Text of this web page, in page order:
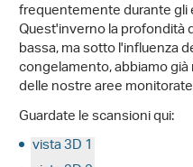
frequentemente durante
Quest'inverno la profondità
bassa, ma sotto l'influenza
congelamento, abbiamo
delle nostre aree
Guardate le scansioni qui:
vista 3D 1